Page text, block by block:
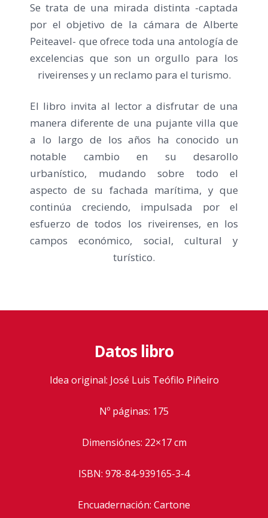
Se trata de una mirada distinta -captada
por el objetivo de la cámara de Alberte
Peiteavel- que ofrece toda una antología de
excelencias que son un orgullo para los
riveirenses y un reclamo para el turismo.
El libro invita al lector a disfrutar de una
manera diferente de una pujante villa que
a lo largo de los años ha conocido un
notable cambio en su desarollo
urbanístico, mudando sobre todo el
aspecto de su fachada marítima, y que
continúa creciendo, impulsada por el
esfuerzo de todos los riveirenses, en los
campos económico, social, cultural y
turístico.
Datos libro
Idea original: José Luis Teófilo Piñeiro
Nº páginas: 175
Dimensiónes: 22×17 cm
ISBN: 978-84-939165-3-4
Encuadernación: Cartone